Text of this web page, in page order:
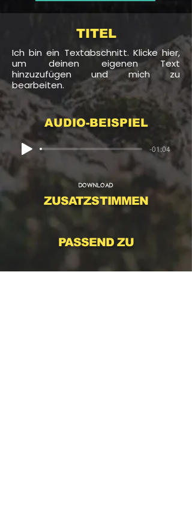
TITEL
Ich bin ein Textabschnitt. Klicke hier,
um deinen eigenen Text
hinzuzufügen und mich zu
bearbeiten.
AUDIO-BEISPIEL
-01:04
DOWNLOAD
ZUSATZSTIMMEN
PASSEND ZU